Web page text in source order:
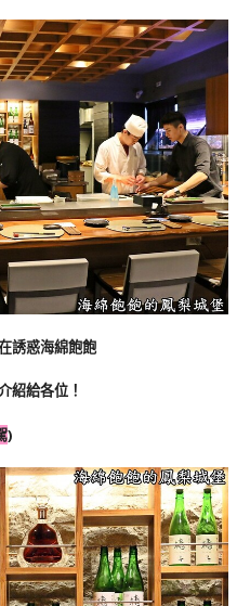
誘惑海綿飽飽
紹給各位！
)